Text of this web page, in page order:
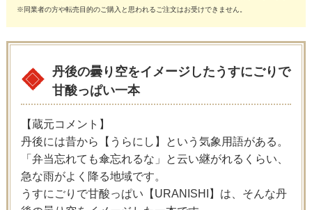
※同業者の方や転売目的のご購入と思われるご注文はお受けできません。
丹後の曇り空をイメージしたうすにごりで
甘酸っぱい一本
【蔵元コメント】
丹後には昔から【うらにし】という気象用語がある。
「弁当忘れても傘忘れるな」と云い継がれるくらい、
急な雨がよく降る地域です。
うすにごりで甘酸っぱい【URANISHI】は、そんな丹